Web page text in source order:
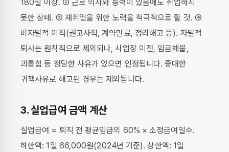
180일 이상. ② 근로 의사와 능력이 있음에도 취업하지
못한 상태. ③ 재취업을 위한 노력을 적극적으로 할 것. ④
비자발적 이직(권고사직, 계약만료, 정리해고 등). 자발적
퇴사는 원칙적으로 제외되나, 사업장 이전, 임금체불,
괴롭힘 등 정당한 사유가 있으면 인정됩니다. 중대한
귀책사유로 해고된 경우는 제외됩니다.
3. 실업급여 금액 계산
실업급여 = 퇴직 전 평균임금의 60% × 소정급여일수.
하한액: 1일 66,000원(2024년 기준). 상한액: 1일